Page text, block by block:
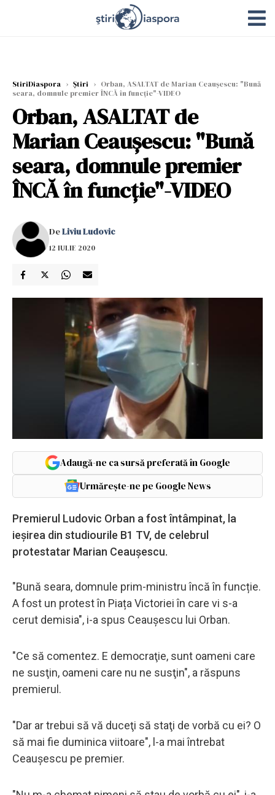
StiriDiaspora › Știri › Orban, ASALTAT de Marian Ceaușescu: "Bună
seara, domnule premier ÎNCĂ în funcție"-VIDEO
Orban, ASALTAT de
Marian Ceaușescu: "Bună
seara, domnule premier
ÎNCĂ în funcție"-VIDEO
DeLiviu Ludovic
12 IULIE 2020
Adaugă-ne ca sursă preferată în Google
Urmărește-ne pe Google News
Premierul Ludovic Orban a fost întâmpinat, la
ieșirea din studiourile B1 TV, de celebrul
protestatar Marian Ceaușescu.
"Bună seara, domnule prim-ministru încă în funcție.
A fost un protest în Piața Victoriei în care vi s-a
cerut demisia", i-a spus Ceauşescu lui Orban.
"Ce să comentez. E democraţie, sunt oameni care
ne susţin, oameni care nu ne susţin", a răspuns
premierul.
"Dar ar trebui să vă duceţi să staţi de vorbă cu ei? O
să mai fie duminica viitoare", l-a mai întrebat
Ceauşescu pe premier.